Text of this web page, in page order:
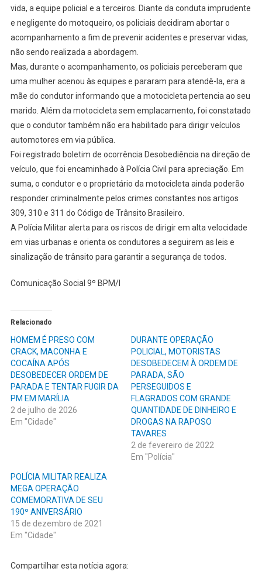
vida, a equipe policial e a terceiros. Diante da conduta imprudente
e negligente do motoqueiro, os policiais decidiram abortar o
acompanhamento a fim de prevenir acidentes e preservar vidas,
não sendo realizada a abordagem.
Mas, durante o acompanhamento, os policiais perceberam que
uma mulher acenou às equipes e pararam para atendê-la, era a
mãe do condutor informando que a motocicleta pertencia ao seu
marido. Além da motocicleta sem emplacamento, foi constatado
que o condutor também não era habilitado para dirigir veículos
automotores em via pública.
Foi registrado boletim de ocorrência Desobediência na direção de
veículo, que foi encaminhado à Polícia Civil para apreciação. Em
suma, o condutor e o proprietário da motocicleta ainda poderão
responder criminalmente pelos crimes constantes nos artigos
309, 310 e 311 do Código de Trânsito Brasileiro.
A Polícia Militar alerta para os riscos de dirigir em alta velocidade
em vias urbanas e orienta os condutores a seguirem as leis e
sinalização de trânsito para garantir a segurança de todos.
Comunicação Social 9º BPM/I
Relacionado
HOMEM É PRESO COM
CRACK, MACONHA E
COCAÍNA APÓS
DESOBEDECER ORDEM DE
PARADA E TENTAR FUGIR DA
PM EM MARÍLIA
2 de julho de 2026
Em "Cidade"
DURANTE OPERAÇÃO
POLICIAL, MOTORISTAS
DESOBEDECEM À ORDEM DE
PARADA, SÃO
PERSEGUIDOS E
FLAGRADOS COM GRANDE
QUANTIDADE DE DINHEIRO E
DROGAS NA RAPOSO
TAVARES
2 de fevereiro de 2022
Em "Polícia"
POLÍCIA MILITAR REALIZA
MEGA OPERAÇÃO
COMEMORATIVA DE SEU
190º ANIVERSÁRIO
15 de dezembro de 2021
Em "Cidade"
Compartilhar esta notícia agora: